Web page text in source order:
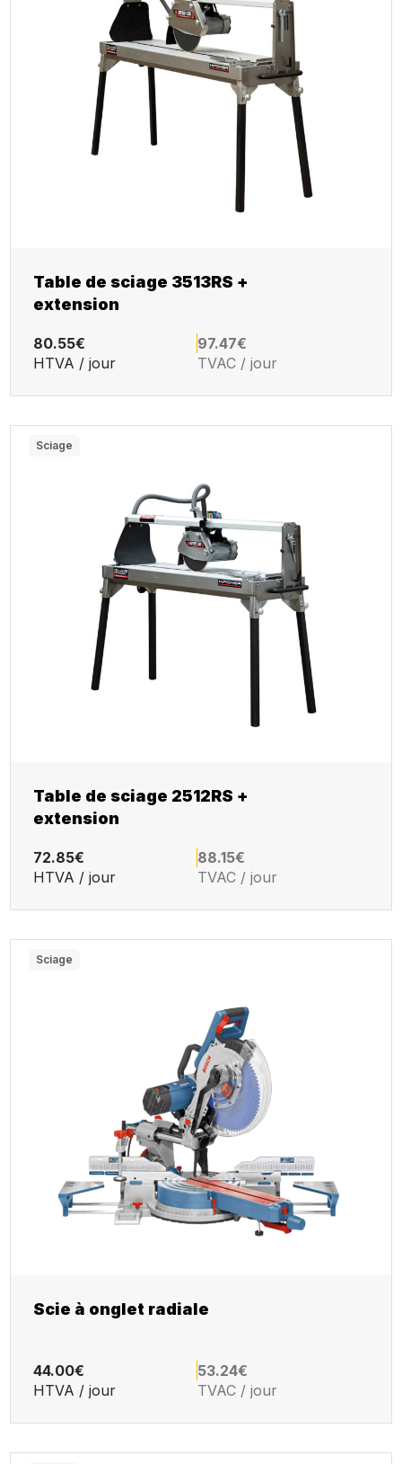
Table de sciage 3513RS +
extension
80.55€
97.47€
HTVA / jour
TVAC / jour
Sciage
Table de sciage 2512RS +
extension
72.85€
88.15€
HTVA / jour
TVAC / jour
Sciage
Scie à onglet radiale
44.00€
53.24€
HTVA / jour
TVAC / jour